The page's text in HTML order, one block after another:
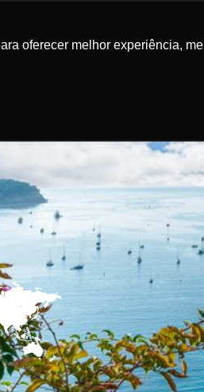
oferecer melhor experiência,